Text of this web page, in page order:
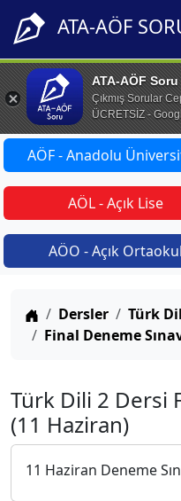
ATA-AÖF
ATA-AÖF Soru
Çıkmış Sorular
ÜCRETSİZ -
AÖF - Anadolu
AÖL - Açık Lise
AÖO - Açık Ortaokul
Anasayfa
Dersler
Türk
Final Deneme
Türk Dili 2 Dersi
(11 Haziran)
11 Haziran Deneme